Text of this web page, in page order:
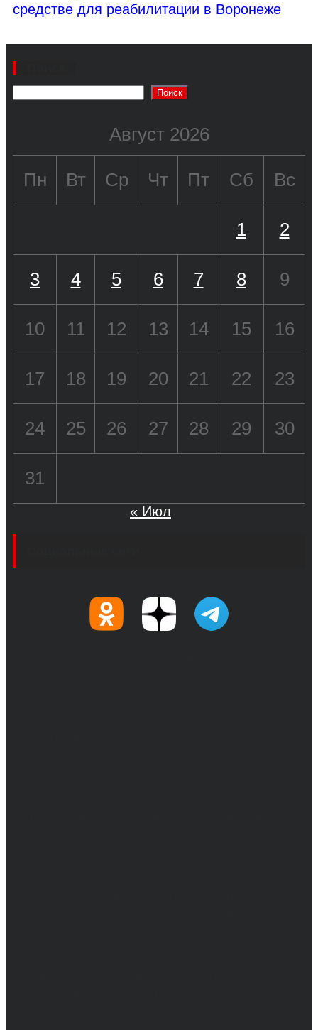
средстве для реабилитации в Воронеже
Поиск
Август 2026
Пн Вт Ср Чт Пт Сб Вс
1 2
3 4 5 6 7 8 9
10 11 12 13 14 15 16
17 18 19 20 21 22 23
24 25 26 27 28 29 30
31
« Июл